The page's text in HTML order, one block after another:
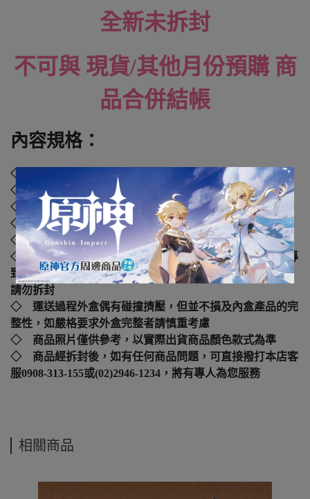
全新未拆封
不可與 現貨/其他月份預購 商
品合併結帳
內容規格：
◇ 品牌：
GOOD SMILE COMPANY (GSC)
◇ 材質：塑膠、聚苯乙烯、聚乙烯、聚丙烯
◇ 外盒尺寸：. cm
◇ 年齡：4歲以上
◇ 國際碼： 4570232588707
◇ 本產品如拆封或之後壓損後即無法恢復原狀，可能會導
致影響您的退貨權益，在您還不確定是否要辦理退貨以前，
請勿拆封
◇ 運送過程外盒偶有碰撞擠壓，但並不損及內盒產品的完
整性，如嚴格要求外盒完整者請慎重考慮
◇ 商品照片僅供參考，以實際出貨商品顏色款式為準
◇ 商品經拆封後，如有任何商品問題，可直接撥打本店客
服0908-313-155或(02)2946-1234，將有專人為您服務
相關商品